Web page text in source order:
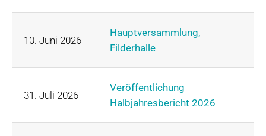
10. Juni 2026
Hauptversammlung,
Filderhalle
31. Juli 2026
Veröffentlichung
Halbjahresbericht 2026